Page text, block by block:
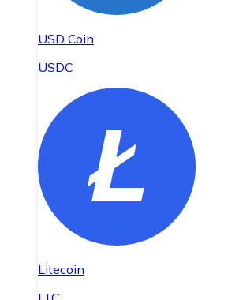
USD Coin
USDC
Litecoin